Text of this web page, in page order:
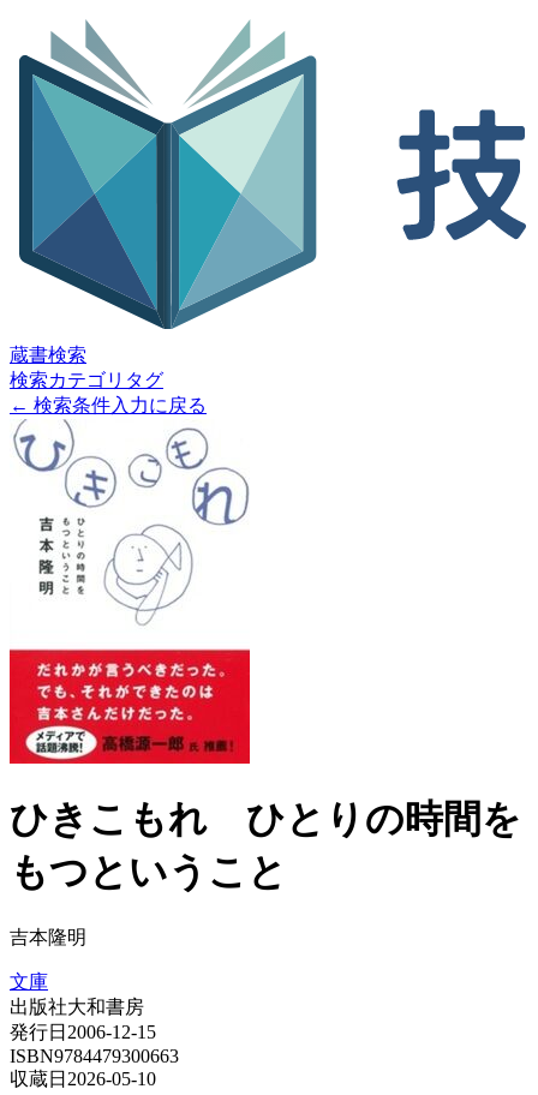
蔵書検索
検索カテゴリ タグ
← 検索条件入力に戻る
ひきこもれ ひとりの時間を
もつということ
吉本隆明
文庫
出版社大和書房
発行日 2006-12-15
ISBN9784479300663
収蔵日 2026-05-10